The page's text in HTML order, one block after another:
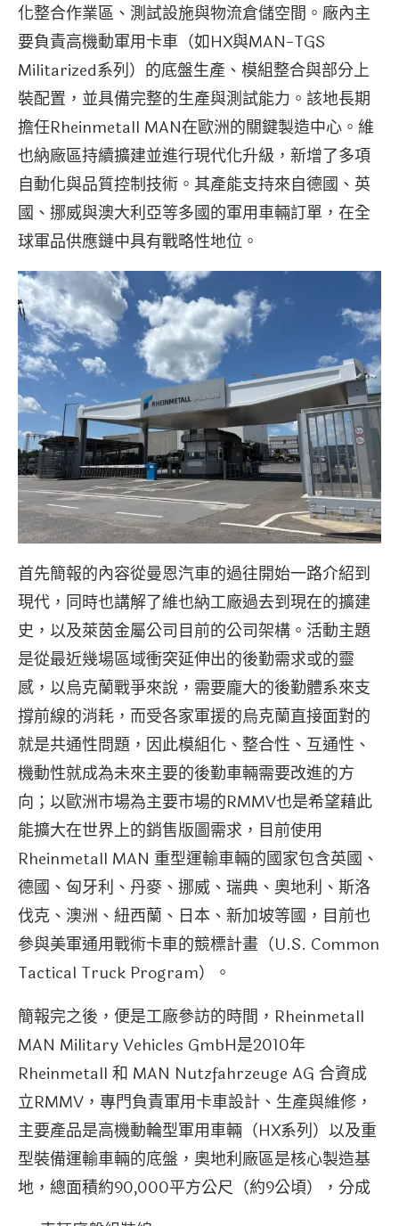
化整合作業區、測試設施與物流倉儲空間。廠內主
要負責高機動軍用卡車（如HX與MAN-TGS
Militarized系列）的底盤生產、模組整合與部分上
裝配置，並具備完整的生產與測試能力。該地長期
擔任Rheinmetall MAN在歐洲的關鍵製造中心。維
也納廠區持續擴建並進行現代化升級，新增了多項
自動化與品質控制技術。其產能支持來自德國、英
國、挪威與澳大利亞等多國的軍用車輛訂單，在全
球軍品供應鏈中具有戰略性地位。
首先簡報的內容從曼恩汽車的過往開始一路介紹到
現代，同時也講解了維也納工廠過去到現在的擴建
史，以及萊茵金屬公司目前的公司架構。活動主題
是從最近幾場區域衝突延伸出的後勤需求或的靈
感，以烏克蘭戰爭來說，需要龐大的後勤體系來支
撐前線的消耗，而受各家軍援的烏克蘭直接面對的
就是共通性問題，因此模組化、整合性、互通性、
機動性就成為未來主要的後勤車輛需要改進的方
向；以歐洲市場為主要市場的RMMV也是希望藉此
能擴大在世界上的銷售版圖需求，目前使用
Rheinmetall MAN 重型運輸車輛的國家包含英國、
德國、匈牙利、丹麥、挪威、瑞典、奧地利、斯洛
伐克、澳洲、紐西蘭、日本、新加坡等國，目前也
參與美軍通用戰術卡車的競標計畫（U.S. Common
Tactical Truck Program）。
簡報完之後，便是工廠參訪的時間，Rheinmetall
MAN Military Vehicles GmbH是2010年
Rheinmetall 和 MAN Nutzfahrzeuge AG 合資成
立RMMV，專門負責軍用卡車設計、生產與維修，
主要產品是高機動輪型軍用車輛（HX系列）以及重
型裝備運輸車輛的底盤，奧地利廠區是核心製造基
地，總面積約90,000平方公尺（約9公頃），分成